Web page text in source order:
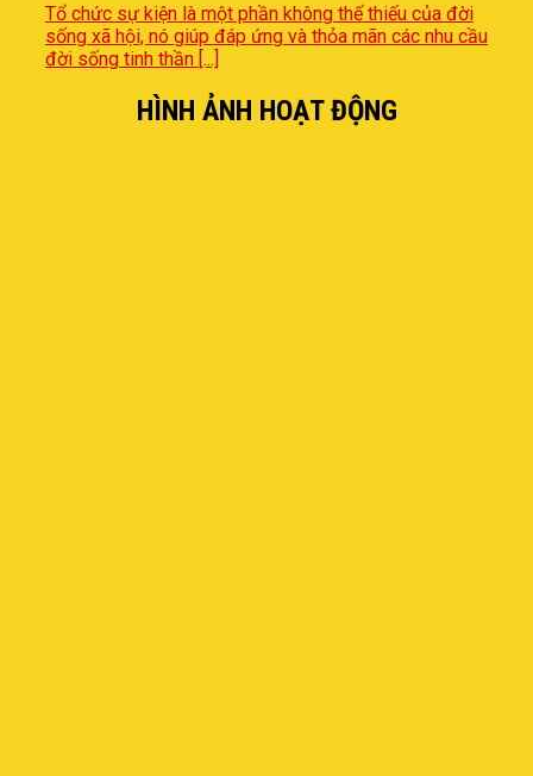
Tổ chức sự kiện là một phần không thể thiếu của đời
sống xã hội, nó giúp đáp ứng và thỏa mãn các nhu cầu
đời sống tinh thần [...]
HÌNH ẢNH HOẠT ĐỘNG